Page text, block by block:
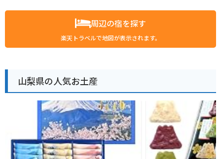
周辺の宿を探す
楽天トラベルで地図が表示されます。
山梨県の人気お土産